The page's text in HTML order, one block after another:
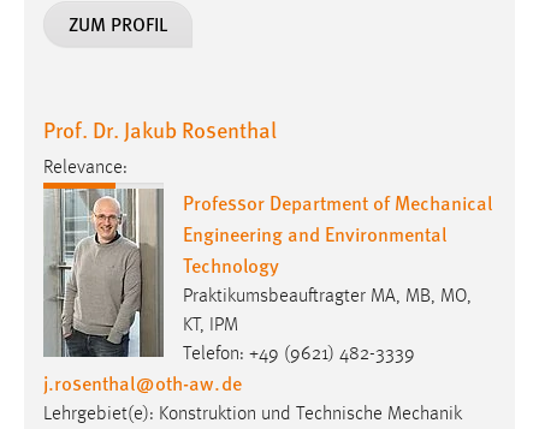
ZUM PROFIL
Prof. Dr. Jakub Rosenthal
Relevance:
Professor Department of Mechanical
Engineering and Environmental
Technology
Praktikumsbeauftragter MA, MB, MO,
KT, IPM
Telefon: +49 (9621) 482-3339
j.rosenthal@oth-aw.de
Lehrgebiet(e): Konstruktion und Technische Mechanik